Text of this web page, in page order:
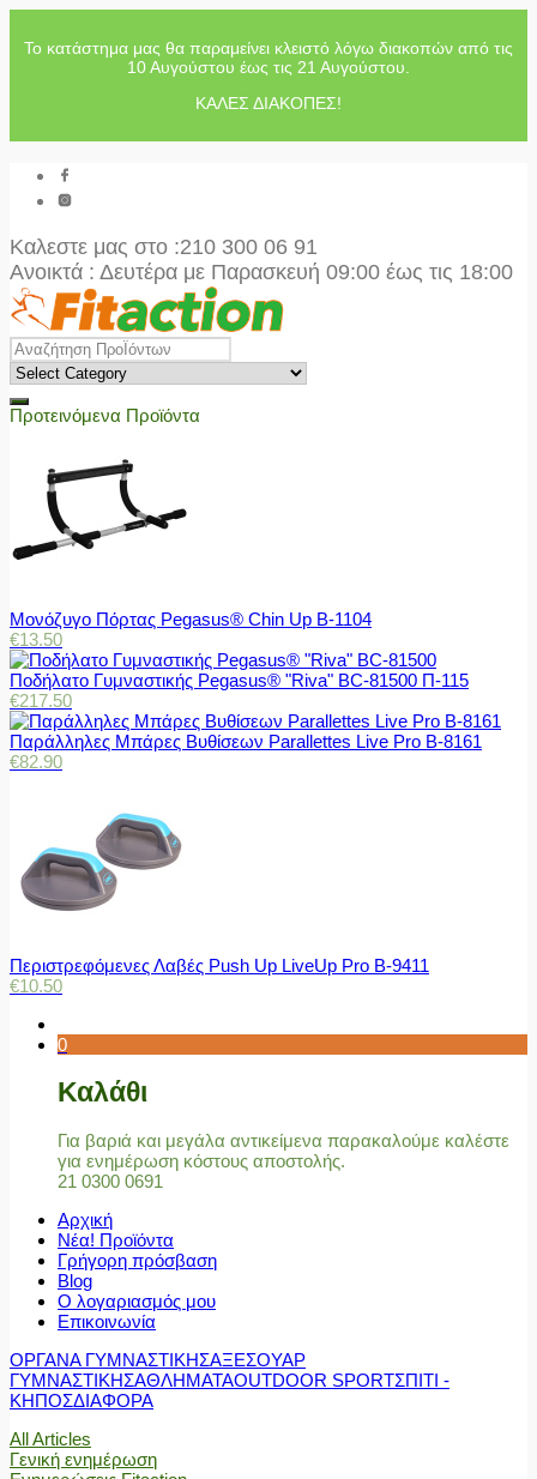
Το κατάστημα μας θα παραμείνει κλειστό λόγω διακοπών από τις
10 Αυγούστου έως τις 21 Αυγούστου.
ΚΑΛΕΣ ΔΙΑΚΟΠΕΣ!
Καλεστε μας στο :210 300 06 91
Ανοικτά : Δευτέρα με Παρασκευή 09:00 έως τις 18:00
Προτεινόμενα Προϊόντα
Μονόζυγο Πόρτας Pegasus® Chin Up Β-1104
€13.50
Ποδήλατο Γυμναστικής Pegasus® "Riva" BC-81500 Π-115
€217.50
Παράλληλες Μπάρες Βυθίσεων Parallettes Live Pro Β-8161
€82.90
Περιστρεφόμενες Λαβές Push Up LiveUp Pro Β-9411
€10.50
0
Καλάθι
Για βαριά και μεγάλα αντικείμενα παρακαλούμε καλέστε
για ενημέρωση κόστους αποστολής.
21 0300 0691
Αρχική
Νέα! Προϊόντα
Γρήγορη πρόσβαση
Blog
Ο λογαριασμός μου
Επικοινωνία
ΟΡΓΑΝΑ ΓΥΜΝΑΣΤΙΚΗΣΑΞΕΣΟΥΑΡ
ΓΥΜΝΑΣΤΙΚΗΣΑΘΛΗΜΑΤΑOUTDOOR SPORTΣΠΙΤΙ -
ΚΗΠΟΣΔΙΑΦΟΡΑ
All Articles
Γενική ενημέρωση